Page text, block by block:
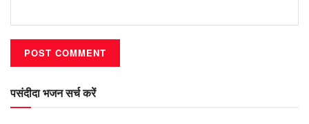
पसंदीदा भजन सर्च करें